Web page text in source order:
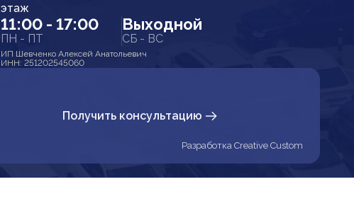
этаж
11:00 - 17:00
ПН - ПТ
Выходной
СБ - ВС
ИП Шевченко Алексей Анатольевич
ИНН: 251202545060
Получить консультацию
Разработка Creative Custom